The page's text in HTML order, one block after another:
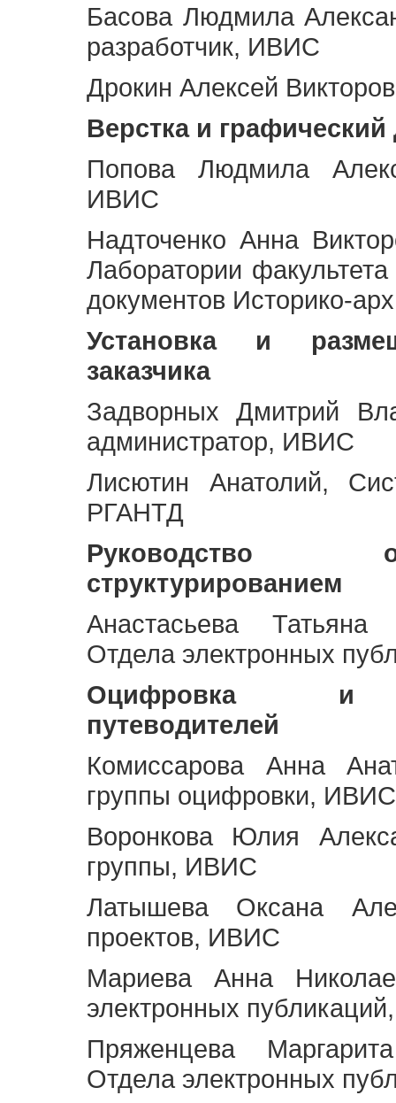
Басова Людмила
разработчик, ИВИС
Дрокин Алексей
Верстка и графический
Попова Людмила
ИВИС
Надточенко Анна
Лаборатории
документов Историко-
Установка и
заказчика
Задворных Дмитрий
администратор, ИВИС
Лисютин Анатолий,
РГАНТД
Руководство
структурированием
Анастасьева Татьяна
Отдела электронных
Оцифровка и
путеводителей
Комиссарова Анна
группы оцифровки, ИВИС
Воронкова Юлия
группы, ИВИС
Латышева Оксана
проектов, ИВИС
Мариева Анна
электронных
Пряженцева
Отдела электронных